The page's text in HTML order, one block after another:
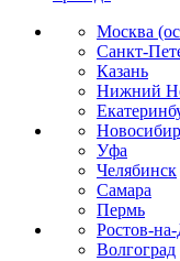
Москва
Санкт-
Казань
Нижний
Уфа
Челябинск
Самара
Пермь
Ростов-
Волгоград